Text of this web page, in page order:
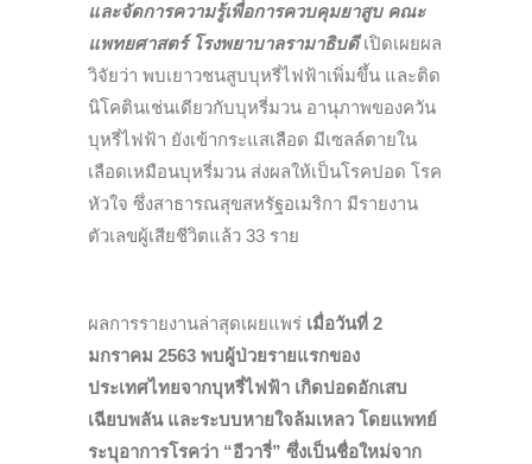
และจัดการความรู้เพื่อการควบคุมยาสูบ คณะ
แพทยศาสตร์ โรงพยาบาลรามาธิบดีเปิดเผยผล
วิจัยว่า พบเยาวชนสูบบุหรี่ไฟฟ้าเพิ่มขึ้น และติด
นิโคตินเช่นเดียวกับบุหรี่มวน อานุภาพของควัน
บุหรี่ไฟฟ้า ยังเข้ากระแสเลือด มีเซลล์ตายใน
เลือดเหมือนบุหรี่มวน ส่งผลให้เป็นโรคปอด โรค
หัวใจ ซึ่งสาธารณสุขสหรัฐอเมริกา มีรายงาน
ตัวเลขผู้เสียชีวิตแล้ว 33 ราย
ผลการรายงานล่าสุดเผยแพร่ เมื่อวันที่ 2
มกราคม 2563 พบผู้ป่วยรายแรกของ
ประเทศไทยจากบุหรี่ไฟฟ้า เกิดปอดอักเสบ
เฉียบพลัน และระบบหายใจล้มเหลว โดยแพทย์
ระบุอาการโรคว่า “อีวารี่” ซึ่งเป็นชื่อใหม่จาก